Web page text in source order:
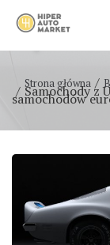
Strona główna
Samochody z
samochodów